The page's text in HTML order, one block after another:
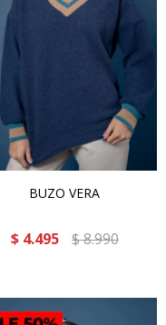
BUZO VERA
$ 4.495 $8.990